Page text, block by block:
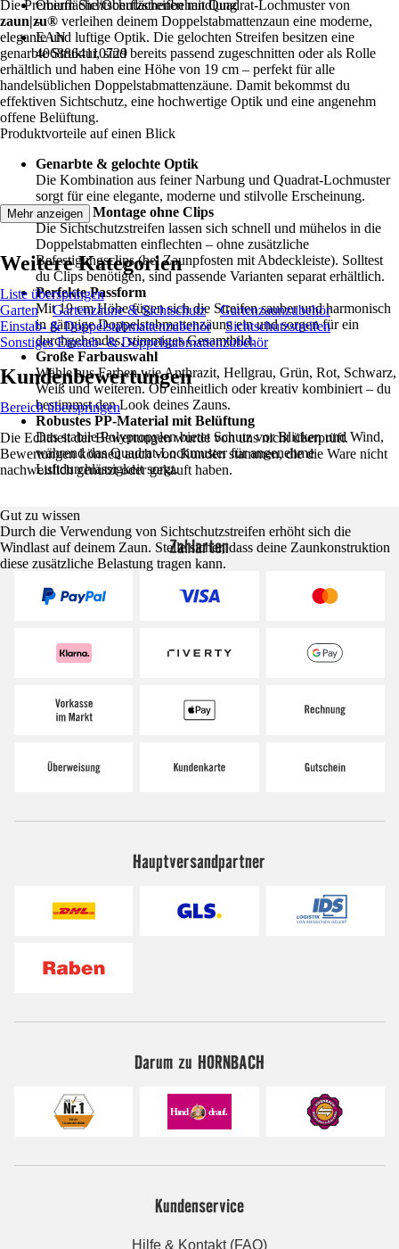
Oberfläche/Oberflächenbehandlung
-
EAN
4068864110729
Die Premium Sichtschutzstreifen mit Quadrat-Lochmuster von
zaun|zu® verleihen deinem Doppelstabmattenzaun eine moderne,
elegante und luftige Optik. Die gelochten Streifen besitzen eine
genarbte Struktur, sind bereits passend zugeschnitten oder als Rolle
erhältlich und haben eine Höhe von 19 cm – perfekt für alle
handelsüblichen Doppelstabmattenzäune. Damit bekommst du
effektiven Sichtschutz, eine hochwertige Optik und eine angenehm
offene Belüftung.
Produktvorteile auf einen Blick
Genarbte & gelochte Optik
Die Kombination aus feiner Narbung und Quadrat-Lochmuster
sorgt für eine elegante, moderne und stilvolle Erscheinung.
Einfache Montage ohne Clips
Die Sichtschutzstreifen lassen sich schnell und mühelos in die
Doppelstabmatten einflechten – ohne zusätzliche
Befestigungsclips (bei Zaunpfosten mit Abdeckleiste). Solltest
du Clips benötigen, sind passende Varianten separat erhältlich.
Perfekte Passform
Mit 19 cm Höhe fügen sich die Streifen sauber und harmonisch
in gängige Doppelstabmattenzäune ein und sorgen für ein
durchgehendes, stimmiges Gesamtbild.
Große Farbauswahl
Wähle aus Farben wie Anthrazit, Hellgrau, Grün, Rot, Schwarz,
Weiß und weiteren. Ob einheitlich oder kreativ kombiniert – du
bestimmst den Look deines Zauns.
Robustes PP-Material mit Belüftung
Das stabile Polypropylen bietet Schutz vor Blicken und Wind,
während das Quadrat-Lochmuster für angenehme
Luftdurchlässigkeit sorgt.
Gut zu wissen
Durch die Verwendung von Sichtschutzstreifen erhöht sich die
Windlast auf deinem Zaun. Stelle sicher, dass deine Zaunkonstruktion
diese zusätzliche Belastung tragen kann.
Mehr anzeigen
Weitere Kategorien
Liste überspringen
Garten
Gartenzäune & Sichtschutz
Gartenzaunzubehör
Einstab- & Doppelstabmattenzubehör
Sichtschutzstreifen
Sonstiges Einstab- & Doppelstabmattenzubehör
Kundenbewertungen
Bereich überspringen
Die Echtheit der Bewertungen wurde von uns nicht überprüft.
Bewertungen können auch von Kunden stammen, die die Ware nicht
nachweislich genutzt oder gekauft haben.
Zahlarten
Hauptversandpartner
Darum zu HORNBACH
Kundenservice
Hilfe & Kontakt (FAQ)